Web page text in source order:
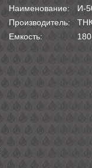
Наименование:
И-
Производитель:
Емкость: